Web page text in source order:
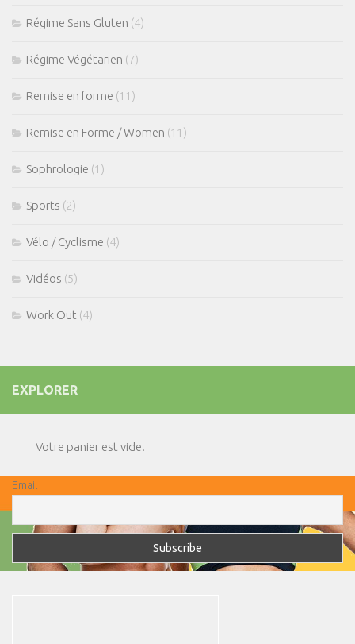
Régime Sans Gluten (4)
Régime Végétarien (7)
Remise en forme (11)
Remise en Forme / Women (11)
Sophrologie (1)
Sports (2)
Vélo / Cyclisme (4)
Vidéos (5)
Work Out (4)
EXPLORER
Votre panier est vide.
Email